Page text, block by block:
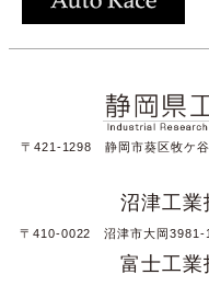
〒421-1298 静岡市葵区牧ケ
沼津工業
〒410-0022 沼津市大岡
富士工業